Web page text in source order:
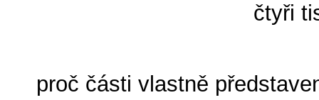
čtyři
proč části vlastně